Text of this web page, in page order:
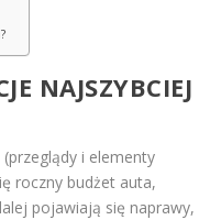
NAJSZYBCIEJ
i elementy
roczny budżet auta,
pojawiają się naprawy,